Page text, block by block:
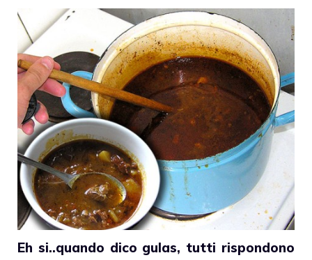
Eh si..quando dico gulas, tutti rispondono